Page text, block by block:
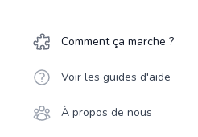
Comment ça marche ?
Voir les guides d'aide
À propos de nous